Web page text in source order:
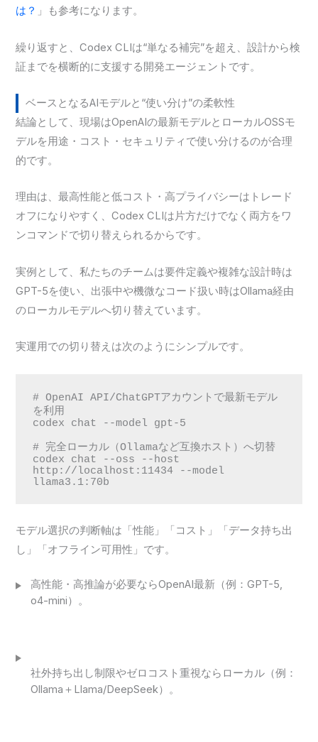
は？ 」も参考になります。
繰り返すと、Codex CLIは“単なる補完”を超え、設計から検
証までを横断的に支援する開発エージェントです。
ベースとなるAIモデルと“使い分け”の柔軟性
結論として、現場はOpenAIの最新モデルとローカルOSSモ
デルを用途・コスト・セキュリティで使い分けるのが合理
的です。
理由は、最高性能と低コスト・高プライバシーはトレード
オフになりやすく、Codex CLIは片方だけでなく両方をワ
ンコマンドで切り替えられるからです。
実例として、私たちのチームは要件定義や複雑な設計時は
GPT-5を使い、出張中や機微なコード扱い時はOllama経由
のローカルモデルへ切り替えています。
実運用での切り替えは次のようにシンプルです。
# OpenAI API/ChatGPTアカウントで最新モデル
を利用
codex chat --model gpt-5
# 完全ローカル（Ollamaなど互換ホスト）へ切替
codex chat --oss --host
http://localhost:11434 --model
llama3.1:70b
モデル選択の判断軸は「性能」「コスト」「データ持ち出
し」「オフライン可用性」です。
高性能・高推論が必要ならOpenAI最新（例：GPT-5,
o4-mini）。
社外持ち出し制限やゼロコスト重視ならローカル（例：
Ollama＋Llama/DeepSeek）。